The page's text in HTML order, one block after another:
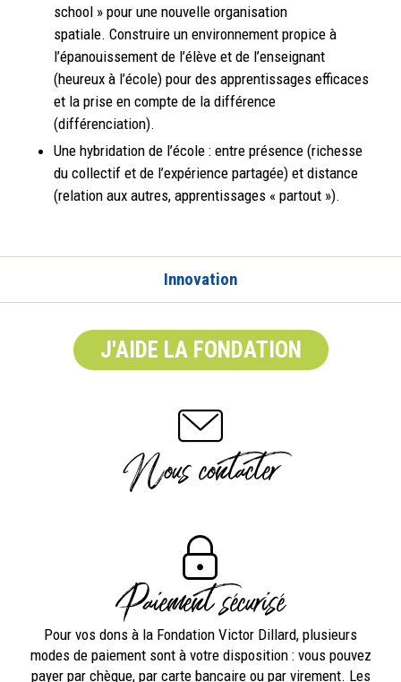
school » pour une nouvelle organisation
spatiale. Construire un environnement propice à
l’épanouissement de l’élève et de l’enseignant
(heureux à l’école) pour des apprentissages efficaces
et la prise en compte de la différence
(différenciation).
Une hybridation de l’école : entre présence (richesse
du collectif et de l’expérience partagée) et distance
(relation aux autres, apprentissages « partout »).
Innovation
J'AIDE LA FONDATION
Nous contacter
Paiement sécurisé
Pour vos dons à la Fondation Victor Dillard, plusieurs
modes de paiement sont à votre disposition : vous pouvez
payer par chèque, par carte bancaire ou par virement. Les